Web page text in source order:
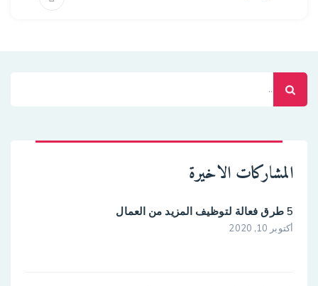
البحث
عن:
المشاركات الاخيرة
5 طرق فعالة لتوظيف المزيد من العمال
أكتوبر 10, 2020